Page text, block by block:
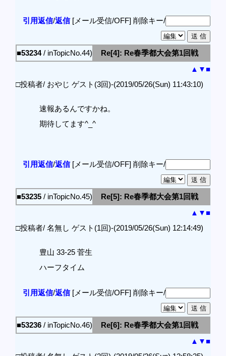
引用返信/返信[メール受信/OFF] 削除キー/
■53234/ inTopicNo.44)
Re[4]: Re春季都大会第1回戦
▲ ▼■
□投稿者/ おやじ ゲスト(3回)-(2019/05/26(Sun) 11:43:10)
速報あるんですかね。
期待してます^_^
引用返信/返信[メール受信/OFF] 削除キー/
■53235 / inTopicNo.45)
Re[5]: Re春季都大会第1回戦
▲ ▼■
□投稿者/ 名無し ゲスト(1回)-(2019/05/26(Sun) 12:14:49)
豊山 33-25 菅生
ハーフタイム
引用返信/返信[メール受信/OFF] 削除キー/
■53236 / inTopicNo.46)
Re[6]: Re春季都大会第1回戦
▲ ▼■